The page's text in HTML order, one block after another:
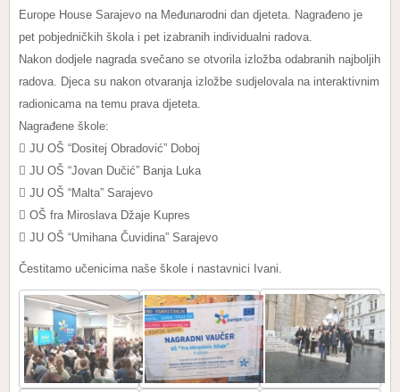
Europe House Sarajevo na Međunarodni dan djeteta. Nagrađeno je
pet pobjedničkih škola i pet izabranih individualni radova.
Nakon dodjele nagrada svečano se otvorila izložba odabranih najboljih
radova. Djeca su nakon otvaranja izložbe sudjelovala na interaktivnim
radionicama na temu prava djeteta.
Nagrađene škole:
 JU OŠ “Dositej Obradović” Doboj
 JU OŠ “Jovan Dučić” Banja Luka
 JU OŠ “Malta” Sarajevo
 OŠ fra Miroslava Džaje Kupres
 JU OŠ “Umihana Čuvidina” Sarajevo
Čestitamo učenicima naše škole i nastavnici Ivani.